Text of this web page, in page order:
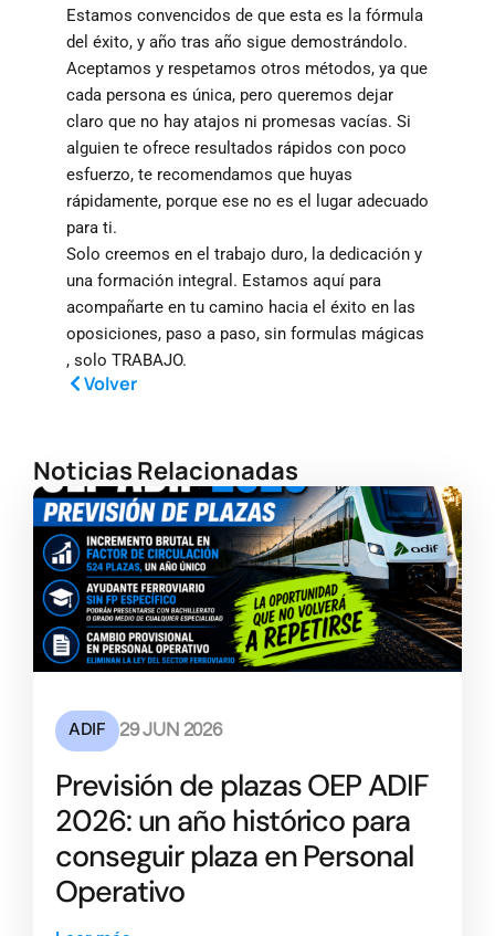
Estamos convencidos de que esta es la fórmula
del éxito, y año tras año sigue demostrándolo.
Aceptamos y respetamos otros métodos, ya que
cada persona es única, pero queremos dejar
claro que no hay atajos ni promesas vacías. Si
alguien te ofrece resultados rápidos con poco
esfuerzo, te recomendamos que huyas
rápidamente, porque ese no es el lugar adecuado
para ti.
Solo creemos en el trabajo duro, la dedicación y
una formación integral. Estamos aquí para
acompañarte en tu camino hacia el éxito en las
oposiciones, paso a paso, sin formulas mágicas
, solo TRABAJO.
Volver
Noticias Relacionadas
ADIF 29 JUN 2026
Previsión de plazas OEP ADIF
2026: un año histórico para
conseguir plaza en Personal
Operativo